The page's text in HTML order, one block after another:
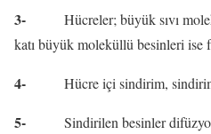
3-
Hücreler; büyük sıvı
katı büyük moleküllü besinleri ise
4- Hücre içi sindirim,
5-
Sindirilen besinler